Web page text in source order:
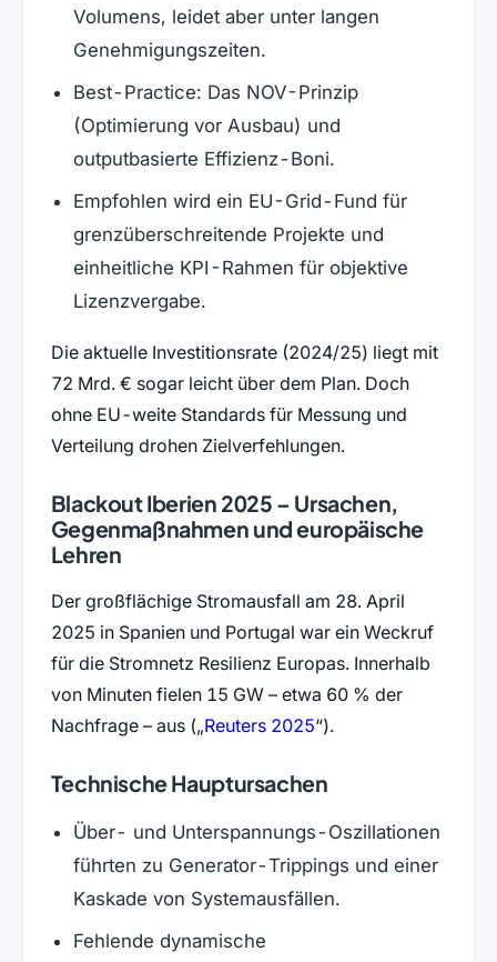
Volumens, leidet aber unter langen
Genehmigungszeiten.
Best-Practice: Das NOV-Prinzip
(Optimierung vor Ausbau) und
outputbasierte Effizienz-Boni.
Empfohlen wird ein EU-Grid-Fund für
grenzüberschreitende Projekte und
einheitliche KPI-Rahmen für objektive
Lizenzvergabe.
Die aktuelle Investitionsrate (2024/25) liegt mit
72 Mrd. € sogar leicht über dem Plan. Doch
ohne EU-weite Standards für Messung und
Verteilung drohen Zielverfehlungen.
Blackout Iberien 2025 – Ursachen,
Gegenmaßnahmen und europäische
Lehren
Der großflächige Stromausfall am 28. April
2025 in Spanien und Portugal war ein Weckruf
für die Stromnetz Resilienz Europas. Innerhalb
von Minuten fielen 15 GW – etwa 60 % der
Nachfrage – aus ( Reuters 2025(öffnet in neuem Tab)
).
Technische Hauptursachen
Über- und Unterspannungs-Oszillationen
führten zu Generator-Trippings und einer
Kaskade von Systemausfällen.
Fehlende dynamische